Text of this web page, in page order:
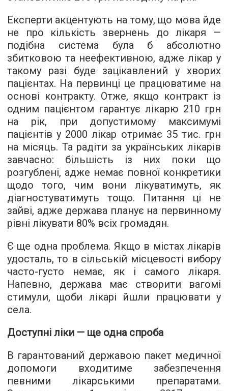
Експерти акцентують на тому, що мова йде
не про кількість звернень до лікаря —
подібна система була б абсолютно
збитковою та неефективною, адже лікар у
такому разі буде зацікавлений у хворих
пацієнтах. На первинці це працюватиме на
основі контракту. Отже, якщо контракт із
одним пацієнтом гарантує лікарю 210 грн
на рік, при допустимому максимумі
пацієнтів у 2000 лікар отримає 35 тис. грн
на місяць. Та радіти за українських лікарів
завчасно: більшість із них поки що
розгублені, адже немає повної конкретики
щодо того, чим вони лікуватимуть, як
діагностуватимуть тощо. Питання ці не
зайві, адже держава планує на первинному
рівні лікувати 80% всіх громадян.
Є ще одна проблема. Якщо в містах лікарів
удосталь, то в сільській місцевості вибору
часто-густо немає, як і самого лікаря.
Напевно, держава має створити вагомі
стимули, щоби лікарі йшли працювати у
села.
Доступні ліки — ще одна спроба
В гарантований державою пакет медичної
допомоги входитиме забезпечення
певними лікарськими препаратами.